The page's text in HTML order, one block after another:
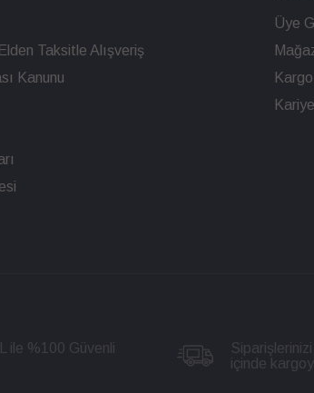
Taksitle Alışveriş
Kanunu
Üye
ile %100 Güvenli
içinde